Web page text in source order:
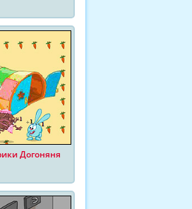
Догоняня